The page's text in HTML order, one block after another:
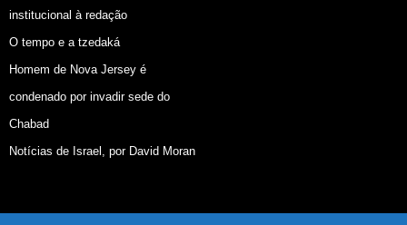
institucional à redação
O tempo e a tzedaká
Homem de Nova Jersey é
condenado por invadir sede do
Chabad
Notícias de Israel, por David Moran